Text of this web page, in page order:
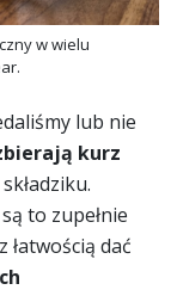
w wielu
lub nie
kurz
to zupełnie
łatwością dać